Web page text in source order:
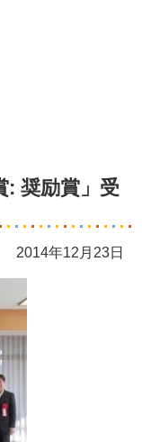
: 奨励賞」受
2014年12月23日